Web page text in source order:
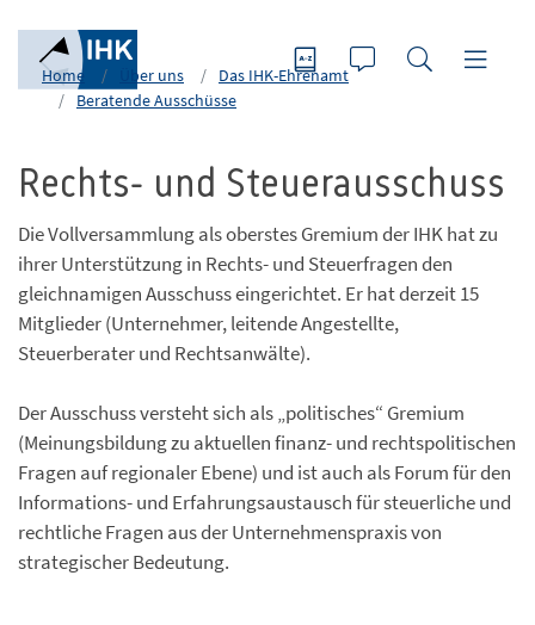
Home Über uns
Das IHK-Ehrenamt
Beratende Ausschüsse
Rechts- und Steuerausschuss
Die Vollversammlung als oberstes Gremium der IHK hat zu
ihrer Unterstützung in Rechts- und Steuerfragen den
gleichnamigen Ausschuss eingerichtet. Er hat derzeit 15
Mitglieder (Unternehmer, leitende Angestellte,
Steuerberater und Rechtsanwälte).
Der Ausschuss versteht sich als „politisches“ Gremium
(Meinungsbildung zu aktuellen finanz- und rechtspolitischen
Fragen auf regionaler Ebene) und ist auch als Forum für den
Informations- und Erfahrungsaustausch für steuerliche und
rechtliche Fragen aus der Unternehmenspraxis von
strategischer Bedeutung.